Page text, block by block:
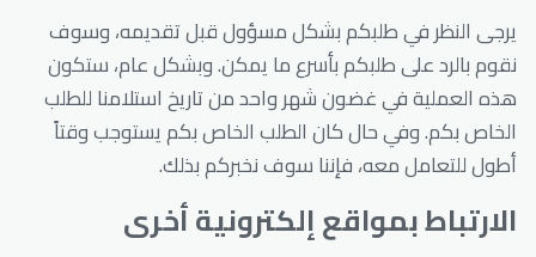
يرجى النظر في طلبكم بشكل مسؤول قبل تقديمه، وسوف
نقوم بالرد على طلبكم بأسرع ما يمكن. وبشكل عام، ستكون
هذه العملية في غضون شهر واحد من تاريخ استلامنا للطلب
الخاص بكم. وفي حال كان الطلب الخاص بكم يستوجب وقتاً
أطول للتعامل معه، فإننا سوف نخبركم بذلك.
الارتباط بمواقع إلكترونية أخرى